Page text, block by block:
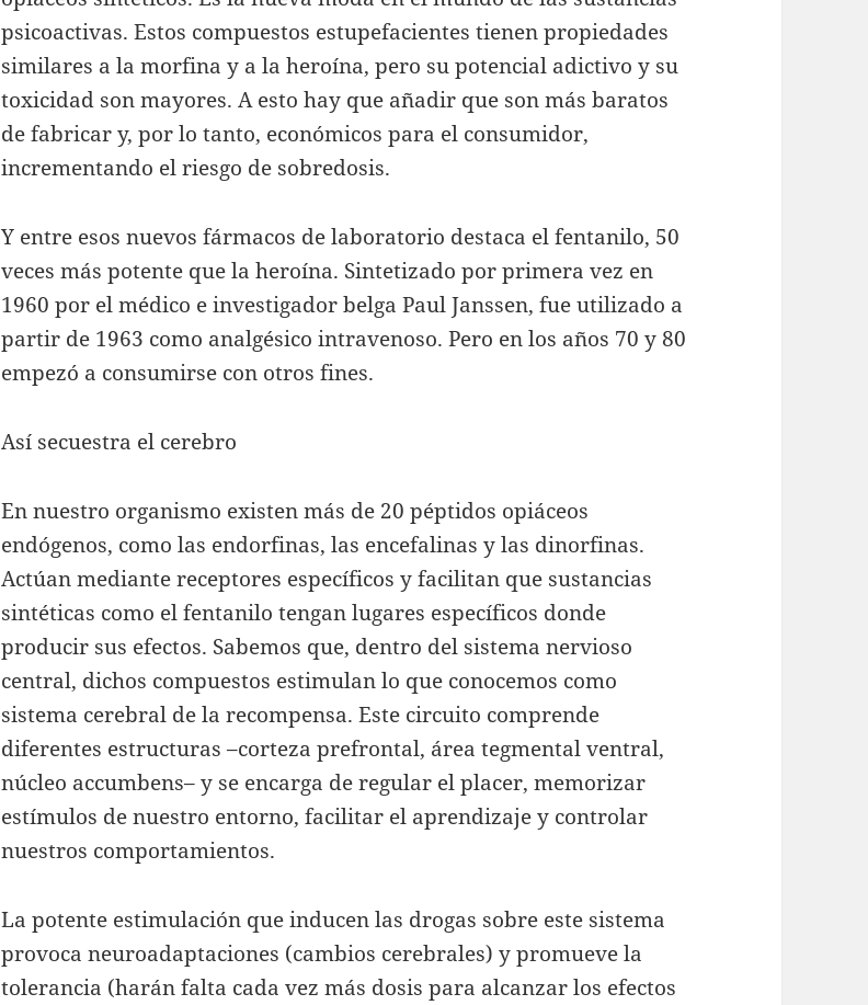
psicoactivas. Estos compuestos estupefacientes tienen propiedades
similares a la morfina y a la heroína, pero su potencial adictivo y su
toxicidad son mayores. A esto hay que añadir que son más baratos
de fabricar y, por lo tanto, económicos para el consumidor,
incrementando el riesgo de sobredosis.
Y entre esos nuevos fármacos de laboratorio destaca el fentanilo, 50
veces más potente que la heroína. Sintetizado por primera vez en
1960 por el médico e investigador belga Paul Janssen, fue utilizado a
partir de 1963 como analgésico intravenoso. Pero en los años 70 y 80
empezó a consumirse con otros fines.
Así secuestra el cerebro
En nuestro organismo existen más de 20 péptidos opiáceos
endógenos, como las endorfinas, las encefalinas y las dinorfinas.
Actúan mediante receptores específicos y facilitan que sustancias
sintéticas como el fentanilo tengan lugares específicos donde
producir sus efectos. Sabemos que, dentro del sistema nervioso
central, dichos compuestos estimulan lo que conocemos como
sistema cerebral de la recompensa. Este circuito comprende
diferentes estructuras –corteza prefrontal, área tegmental ventral,
núcleo accumbens– y se encarga de regular el placer, memorizar
estímulos de nuestro entorno, facilitar el aprendizaje y controlar
nuestros comportamientos.
La potente estimulación que inducen las drogas sobre este sistema
provoca neuroadaptaciones (cambios cerebrales) y promueve la
tolerancia (harán falta cada vez más dosis para alcanzar los efectos